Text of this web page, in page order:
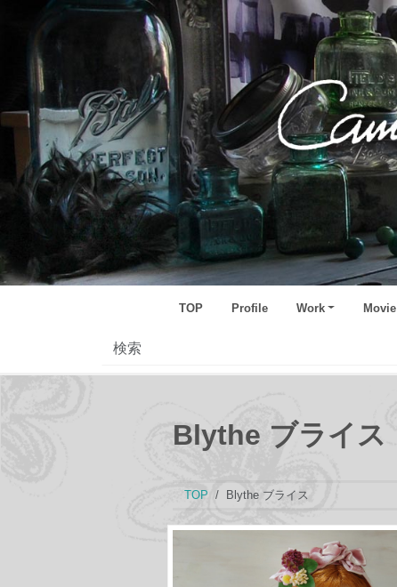
TOP Profile Work Movie
Blythe ブライス
TOP Blythe ブライス